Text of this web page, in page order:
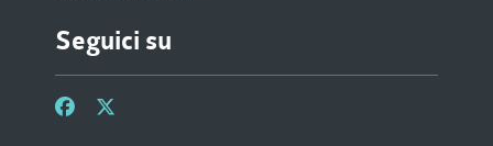
Seguici su